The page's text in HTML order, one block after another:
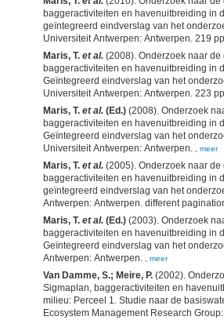
baggeractiviteiten en havenuitbreiding in
geïntegreerd eindverslag van het
Universiteit Antwerpen: Antwerpen.
Maris, T. et al. (2008). Onderzoek naar de
baggeractiviteiten en havenuitbreiding in
Geïntegreerd eindverslag van het
Universiteit Antwerpen: Antwerpen.
Maris, T. et al. (Ed.) (2008). Onderzoek
baggeractiviteiten en havenuitbreiding in
Geïntegreerd eindverslag van het
Universiteit Antwerpen: Antwerpen. , meer
Maris, T. et al. (2005). Onderzoek naar de
baggeractiviteiten en havenuitbreiding in
geïntegreerd eindverslag van het
Antwerpen: Antwerpen. different
Maris, T. et al. (Ed.) (2003). Onderzoek
baggeractiviteiten en havenuitbreiding in
Geïntegreerd eindverslag van het
Antwerpen: Antwerpen. , meer
Van Damme, S.; Meire, P. (2002).
Sigmaplan, baggeractiviteiten en
milieu: Perceel 1. Studie naar de